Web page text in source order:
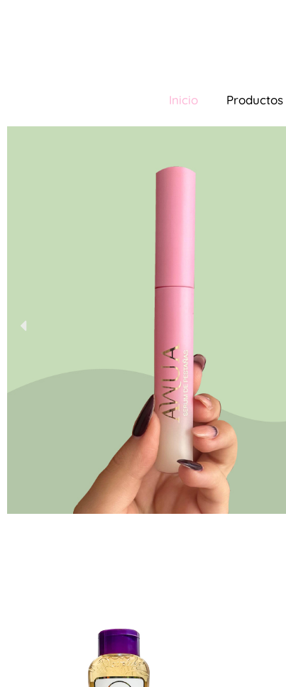
Inicio Productos